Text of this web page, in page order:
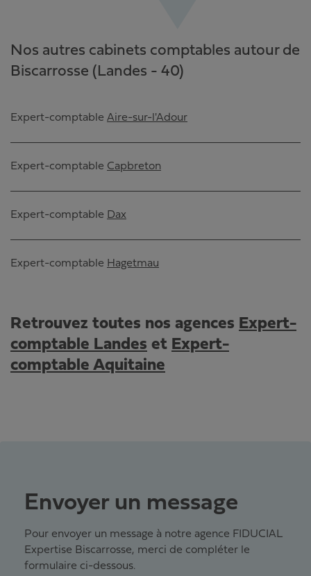
Nos autres cabinets comptables autour de
Biscarrosse (Landes - 40)
Expert-comptable Aire-sur-l'Adour
Expert-comptable Capbreton
Expert-comptable Dax
Expert-comptable Hagetmau
Retrouvez toutes nos agences Expert-
comptable Landes et Expert-
comptable Aquitaine
Envoyer un message
Pour envoyer un message à notre agence FIDUCIAL
Expertise Biscarrosse, merci de compléter le
formulaire ci-dessous.